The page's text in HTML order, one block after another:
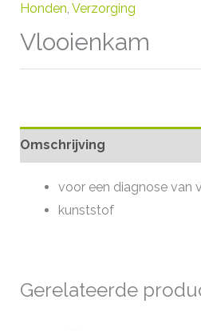
Honden, Verzorging
Vlooienkam
Omschrijving
voor een diagnose van
kunststof
Gerelateerde